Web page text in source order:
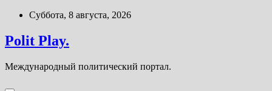
Перейти
содержимому
Суббота, 8 августа, 2026
Polit Play.
Международный политический портал.